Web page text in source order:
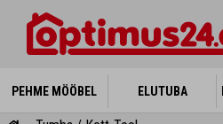
PEHME MÖÖBEL ELUTUBA
PEHME MÖÖBEL ELUTUBA